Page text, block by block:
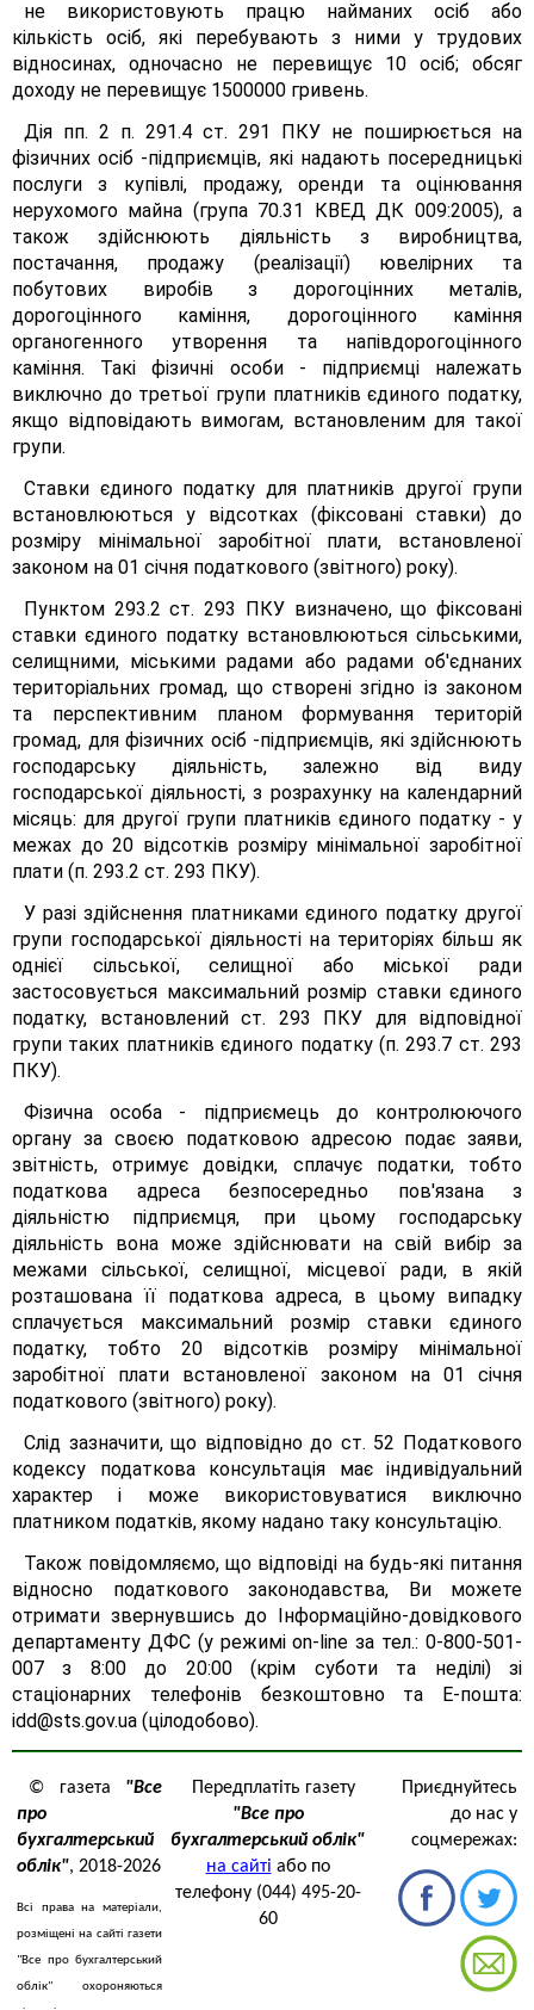
не використовують працю найманих осіб або
кількість осіб, які перебувають з ними у трудових
відносинах, одночасно не перевищує 10 осіб; обсяг
доходу не перевищує 1500000 гривень.
Дія пп. 2 п. 291.4 ст. 291 ПКУ не поширюється на
фізичних осіб -підприємців, які надають посередницькі
послуги з купівлі, продажу, оренди та оцінювання
нерухомого майна (група 70.31 КВЕД ДК 009:2005), а
також здійснюють діяльність з виробництва,
постачання, продажу (реалізації) ювелірних та
побутових виробів з дорогоцінних металів,
дорогоцінного каміння, дорогоцінного каміння
органогенного утворення та напівдорогоцінного
каміння. Такі фізичні особи - підприємці належать
виключно до третьої групи платників єдиного податку,
якщо відповідають вимогам, встановленим для такої
групи.
Ставки єдиного податку для платників другої групи
встановлюються у відсотках (фіксовані ставки) до
розміру мінімальної заробітної плати, встановленої
законом на 01 січня податкового (звітного) року).
Пунктом 293.2 ст. 293 ПКУ визначено, що фіксовані
ставки єдиного податку встановлюються сільськими,
селищними, міськими радами або радами об'єднаних
територіальних громад, що створені згідно із законом
та перспективним планом формування територій
громад, для фізичних осіб -підприємців, які здійснюють
господарську діяльність, залежно від виду
господарської діяльності, з розрахунку на календарний
місяць: для другої групи платників єдиного податку - у
межах до 20 відсотків розміру мінімальної заробітної
плати (п. 293.2 ст. 293 ПКУ).
У разі здійснення платниками єдиного податку другої
групи господарської діяльності на територіях більш як
однієї сільської, селищної або міської ради
застосовується максимальний розмір ставки єдиного
податку, встановлений ст. 293 ПКУ для відповідної
групи таких платників єдиного податку (п. 293.7 ст. 293
ПКУ).
Фізична особа - підприємець до контролюючого
органу за своєю податковою адресою подає заяви,
звітність, отримує довідки, сплачує податки, тобто
податкова адреса безпосередньо пов'язана з
діяльністю підприємця, при цьому господарську
діяльність вона може здійснювати на свій вибір за
межами сільської, селищної, місцевої ради, в якій
розташована її податкова адреса, в цьому випадку
сплачується максимальний розмір ставки єдиного
податку, тобто 20 відсотків розміру мінімальної
заробітної плати встановленої законом на 01 січня
податкового (звітного) року).
Слід зазначити, що відповідно до ст. 52 Податкового
кодексу податкова консультація має індивідуальний
характер і може використовуватися виключно
платником податків, якому надано таку консультацію.
Також повідомляємо, що відповіді на будь-які питання
відносно податкового законодавства, Ви можете
отримати звернувшись до Інформаційно-довідкового
департаменту ДФС (у режимі on-line за тел.: 0-800-501-
007 з 8:00 до 20:00 (крім суботи та неділі) зі
стаціонарних телефонів безкоштовно та Е-пошта:
idd@sts.gov.ua (цілодобово).
© газета "Все
про
бухгалтерський
облік", 2018-2026
Всі права на матеріали,
розміщені на сайті газети
"Все про бухгалтерський
облік" охороняються
Передплатіть газету
"Все про
бухгалтерський облік"
на сайті або по
телефону (044) 495-20-
60
Приєднуйтесь
до нас у
соцмережах: